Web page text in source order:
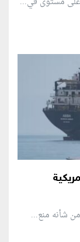
شأنه منع...